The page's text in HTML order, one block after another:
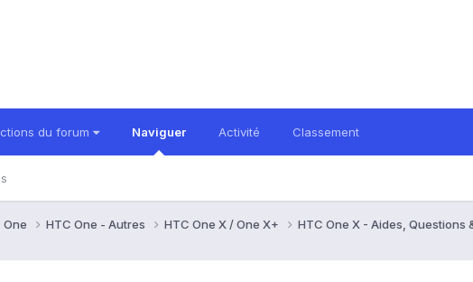
du forum Naviguer Activité Classement
One HTC One - Autres HTC One X / One X+ HTC One X - Aides, Questions